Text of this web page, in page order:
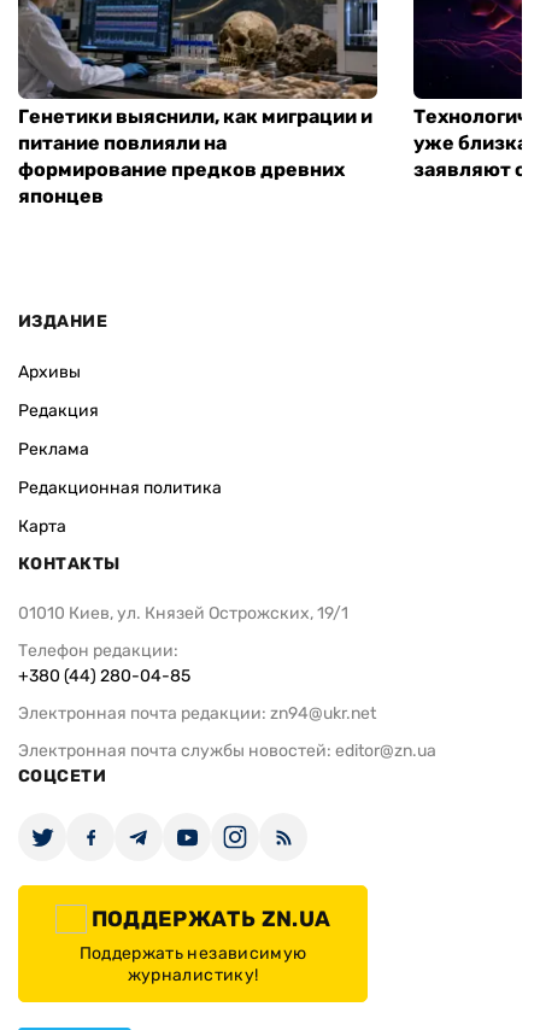
Генетики выяснили, как миграции и
питание повлияли на
формирование предков древних
японцев
уже близка:
заявляют о
ИЗДАНИЕ
Архивы
Редакция
Реклама
Редакционная политика
Карта
КОНТАКТЫ
01010 Киев, ул. Князей Острожских, 19/1
Телефон редакции:
+380 (44) 280-04-85
Электронная почта редакции: zn94@ukr.net
Электронная почта службы новостей: editor@zn.ua
СОЦСЕТИ
ПОДДЕРЖАТЬ ZN.UA
Поддержать независимую
журналистику!